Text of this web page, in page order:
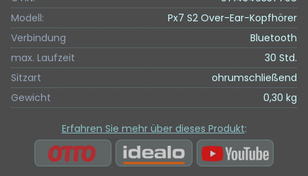
Modell:
Px7 S2 Over-Ear-Kopfhörer
Verbindung
Bluetooth
max. Laufzeit
30 Std.
Sitzart
ohrumschließend
Gewicht
0,30 kg
Erfahren Sie mehr über dieses Produkt: